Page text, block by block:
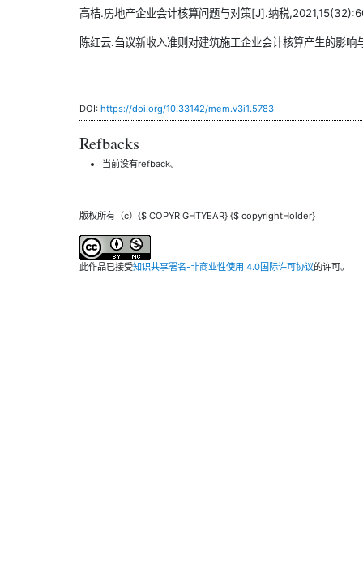
高桔.房地产企业会计核算问题与对策[J].纳税
陈红云.刍议新收入准则对建筑施工企业会计核算产生的影
DOI: https://doi.org/10.33142/mem.v3i1.5783
Refbacks
当前没有refback。
版权所有（c）{$ COPYRIGHTYEAR} {$ copyrightHolder}
此作品已接受知识共享署名-非商业性使用 4.0国际许可协议的许可。